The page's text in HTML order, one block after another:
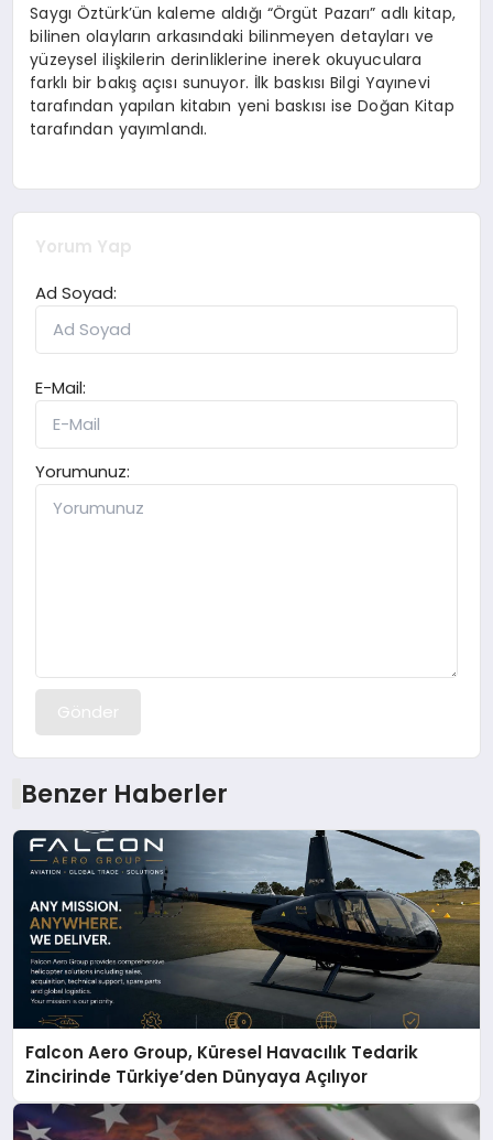
Saygı Öztürk’ün kaleme aldığı “Örgüt Pazarı” adlı kitap,
bilinen olayların arkasındaki bilinmeyen detayları ve
yüzeysel ilişkilerin derinliklerine inerek okuyuculara
farklı bir bakış açısı sunuyor. İlk baskısı Bilgi Yayınevi
tarafından yapılan kitabın yeni baskısı ise Doğan Kitap
tarafından yayımlandı.
Yorum Yap
Ad Soyad:
E-Mail:
Yorumunuz:
Gönder
Benzer Haberler
Falcon Aero Group, Küresel Havacılık Tedarik
Zincirinde Türkiye’den Dünyaya Açılıyor